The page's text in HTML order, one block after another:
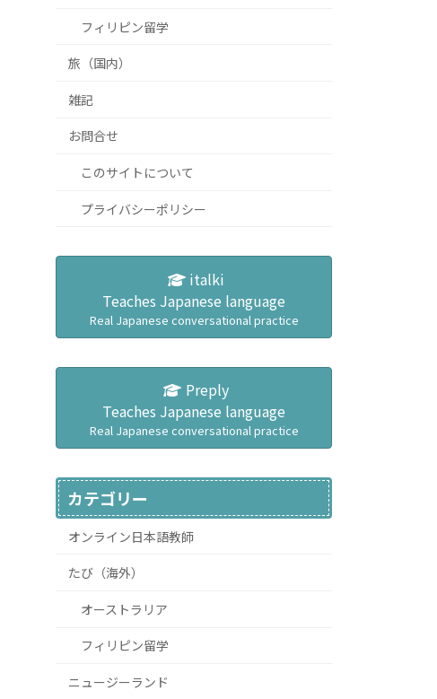
フィリピン留学
旅（国内）
雑記
お問合せ
このサイトについて
プライバシーポリシー
italki
Teaches Japanese language
Real Japanese conversational practice
Preply
Teaches Japanese language
Real Japanese conversational practice
カテゴリー
オンライン日本語教師
たび（海外）
オーストラリア
フィリピン留学
ニュージーランド